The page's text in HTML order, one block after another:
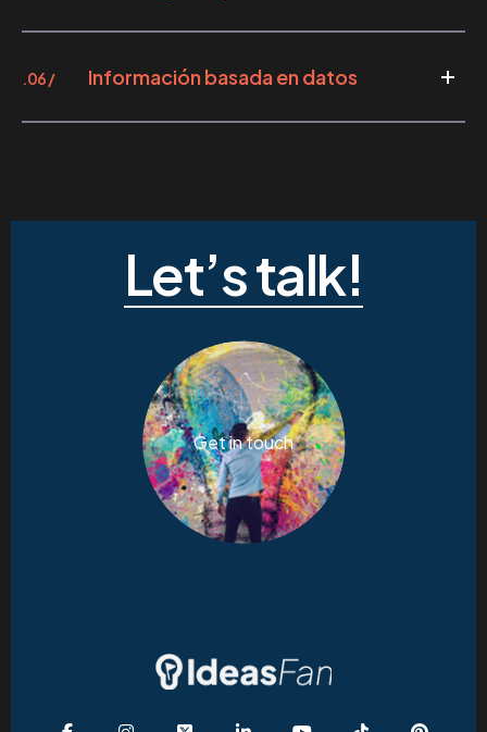
.06 / Información basada en datos
Let’s talk!
Get in touch